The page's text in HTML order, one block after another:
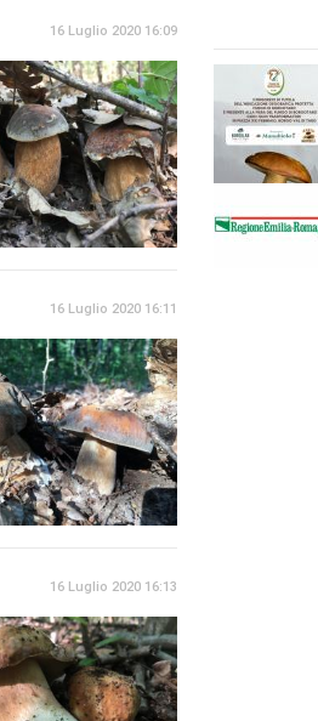
16 Luglio 2020 16:09
16 Luglio 2020 16:11
16 Luglio 2020 16:13